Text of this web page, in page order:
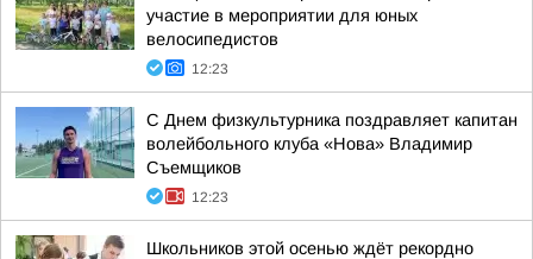
участие в мероприятии для юных
велосипедистов
12:23
С Днем физкультурника поздравляет капитан
волейбольного клуба «Нова» Владимир
Съемщиков
12:23
Школьников этой осенью ждёт рекордно